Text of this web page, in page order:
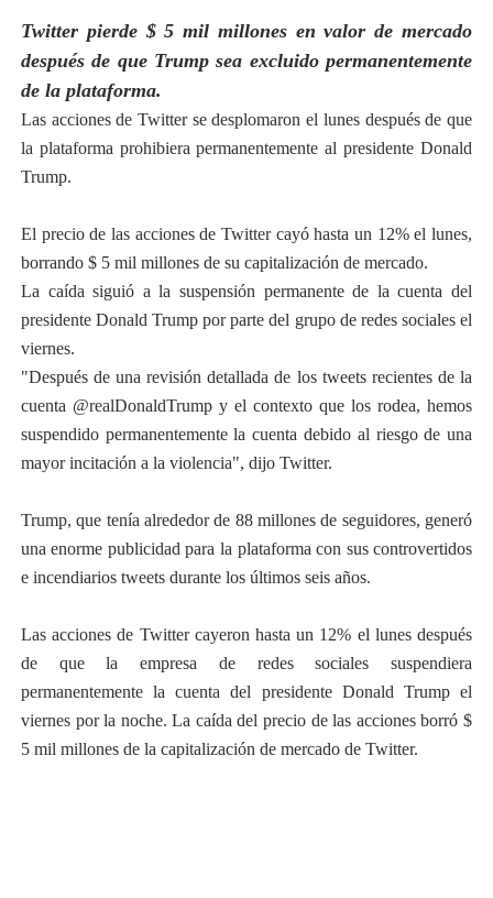
Twitter pierde $ 5 mil millones en valor de mercado
después de que Trump sea excluido permanentemente
de la plataforma.
Las acciones de Twitter se desplomaron el lunes después de que
la plataforma prohibiera permanentemente al presidente Donald
Trump.
El precio de las acciones de Twitter cayó hasta un 12% el lunes,
borrando $ 5 mil millones de su capitalización de mercado.
La caída siguió a la suspensión permanente de la cuenta del
presidente Donald Trump por parte del grupo de redes sociales el
viernes.
"Después de una revisión detallada de los tweets recientes de la
cuenta @realDonaldTrump y el contexto que los rodea, hemos
suspendido permanentemente la cuenta debido al riesgo de una
mayor incitación a la violencia", dijo Twitter.
Trump, que tenía alrededor de 88 millones de seguidores, generó
una enorme publicidad para la plataforma con sus controvertidos
e incendiarios tweets durante los últimos seis años.
Las acciones de Twitter cayeron hasta un 12% el lunes después
de que la empresa de redes sociales suspendiera
permanentemente la cuenta del presidente Donald Trump el
viernes por la noche. La caída del precio de las acciones borró $
5 mil millones de la capitalización de mercado de Twitter.